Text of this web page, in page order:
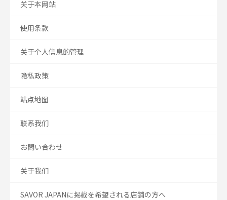
关于本网站
使用条款
关于个人信息的管理
隐私政策
站点地图
联系我们
お問い合わせ
关于我们
SAVOR JAPANに掲載を希望される店舗の方へ